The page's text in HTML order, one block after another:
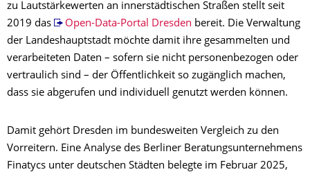
zu Lautstärkewerten an innerstädtischen Straßen stellt seit
2019 das
Open-Data-Portal Dresden bereit. Die Verwaltung
der Landeshauptstadt möchte damit ihre gesammelten und
verarbeiteten Daten – sofern sie nicht personenbezogen oder
vertraulich sind – der Öffentlichkeit so zugänglich machen,
dass sie abgerufen und individuell genutzt werden können.
Damit gehört Dresden im bundesweiten Vergleich zu den
Vorreitern. Eine Analyse des Berliner Beratungsunternehmens
Finatycs unter deutschen Städten belegte im Februar 2025,